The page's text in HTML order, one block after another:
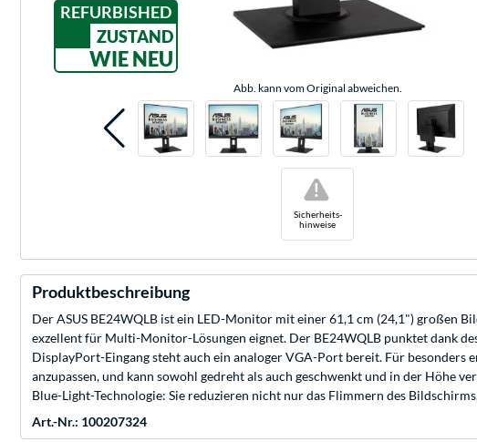
REFURBISHED
ZUSTAND
WIE NEU
Abb. kann vom Original abweichen.
Sicherheits-
hinweise
!
Produktbeschreibung
Der ASUS BE24WQLB ist ein LED-Monitor mit einer 61,1 cm (24,1") großen
exzellent für Multi-Monitor-Lösungen eignet. Der BE24WQLB punktet dank
DisplayPort-Eingang steht auch ein analoger VGA-Port bereit. Für
anzupassen, und kann sowohl gedreht als auch geschwenkt und in der Höhe
Blue-Light-Technologie: Sie reduzieren nicht nur das Flimmern des
Art.-Nr.: 100207324